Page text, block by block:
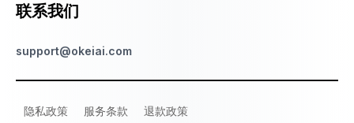
联系我们
support@okeiai.com
隐私政策 服务条款 退款政策